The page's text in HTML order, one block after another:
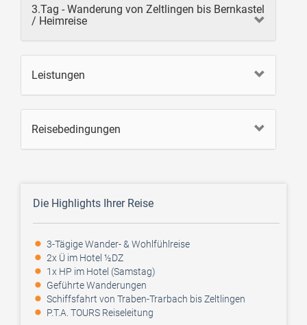
3.Tag - Wanderung von Zeltlingen bis Bernkastel
/ Heimreise
Leistungen
Reisebedingungen
Die Highlights Ihrer Reise
3-Tägige Wander- & Wohlfühlreise
2x Ü im Hotel ½DZ
1x HP im Hotel (Samstag)
Geführte Wanderungen
Schiffsfahrt von Traben-Trarbach bis Zeltlingen
P.T.A. TOURS Reiseleitung